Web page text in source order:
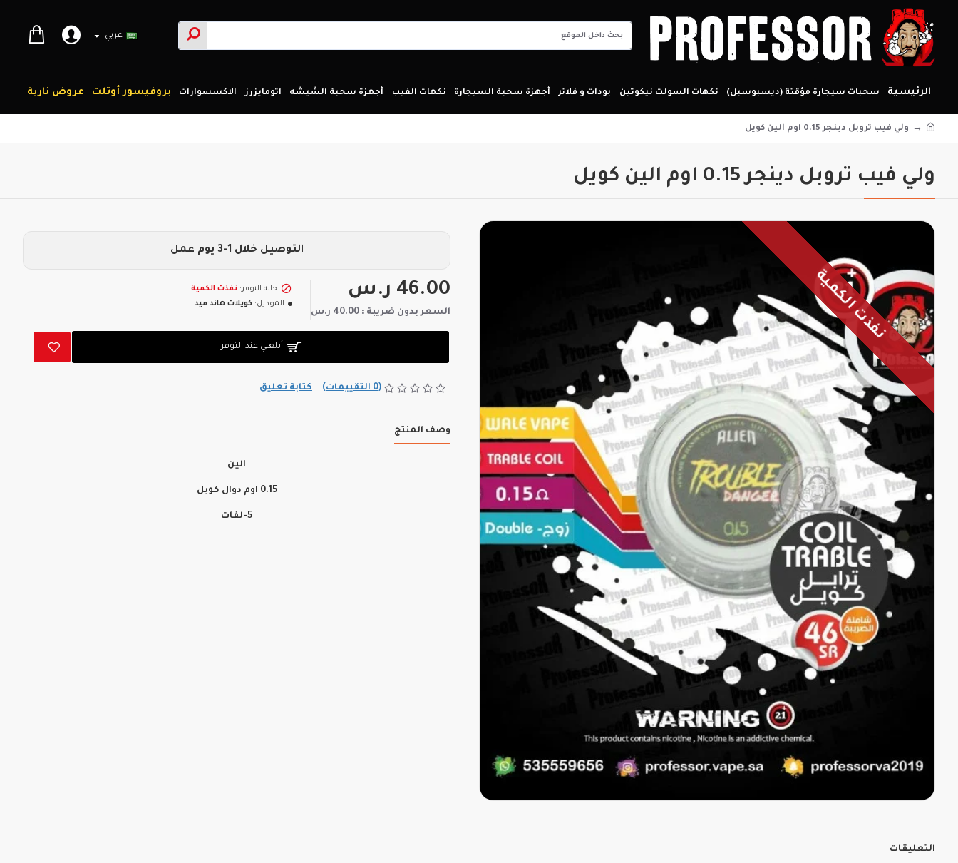
عربي
الرئيسية سحبات سيجارة مؤقتة (ديسبوسبل) نكهات السولت نيكوتين بودات و فلاتر أجهزة سحبة السيجارة نكهات الفيب أجهزة سحبة الشيشه اتومايزرز الاكسسوارات بروفيسور أوتلت عروض نارية
ولي فيب تروبل دينجر 0.15 اوم الين كويل
ولي فيب تروبل دينجر 0.15 اوم الين كويل
نفذت الكمية
(0 التقييمات) - كتابة تعليق
46.00 ر.س
السعر بدون ضريبة : 40.00 ر.س
حالة التوفر: نفذت الكمية
الموديل: كويلات هاند ميد
التوصيل خلال 1-3 يوم عمل
أبلغني عند التوفر
وصف المنتج
الين
0.15 اوم دوال كويل
5-لفات
التعليقات